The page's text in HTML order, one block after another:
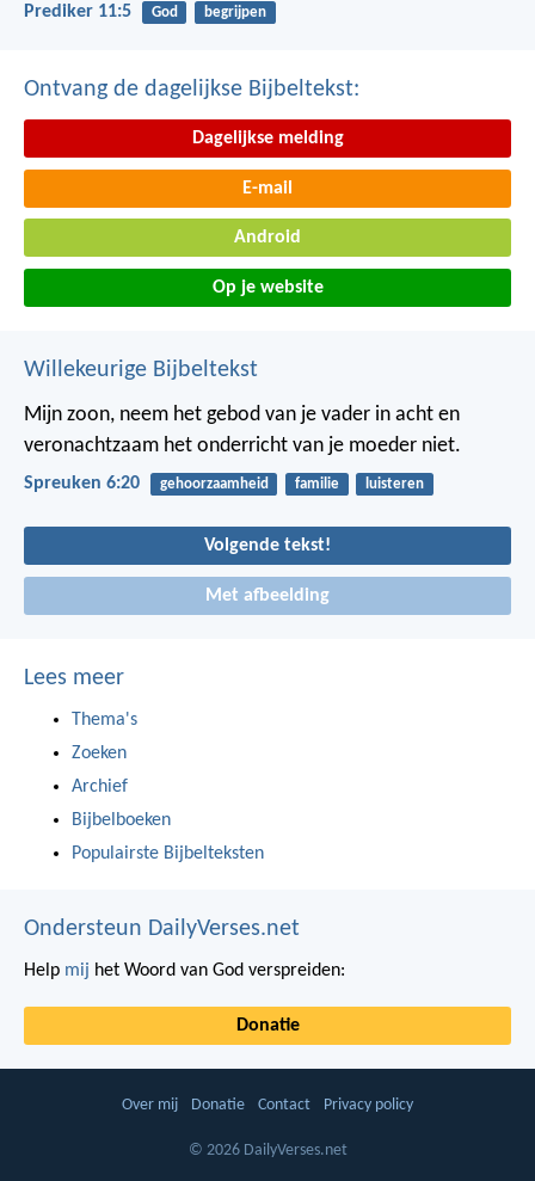
Prediker 11:5 God begrijpen
Ontvang de dagelijkse Bijbeltekst:
Dagelijkse melding
E-mail
Android
Op je website
Willekeurige Bijbeltekst
Mijn zoon, neem het gebod van je vader in acht en
veronachtzaam het onderricht van je moeder niet.
Spreuken 6:20 gehoorzaamheid familie luisteren
Volgende tekst!
Met afbeelding
Lees meer
Thema's
Zoeken
Archief
Bijbelboeken
Populairste Bijbelteksten
Ondersteun DailyVerses.net
Help mij het Woord van God verspreiden:
Donatie
Over mij Donatie Contact Privacy policy
© 2026 DailyVerses.net